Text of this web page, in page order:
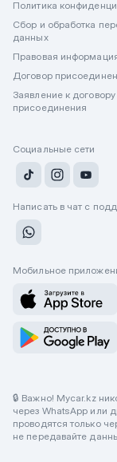
Политика
Сбор и обработка
данных
Правовая
Договор
Заявление к договору
присоединения
Социальные сети
Написать в чат с
Мобильное
🔒 Важно! Mycar.kz
через WhatsApp или
проводятся только
не передавайте